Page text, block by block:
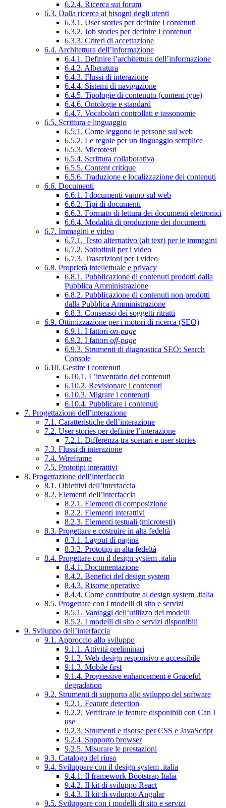
6.2.4. Ricerca sui forum
6.3. Dalla ricerca ai bisogni degli utenti
6.3.1. User stories per definire i contenuti
6.3.2. Job stories per definire i contenuti
6.3.3. Criteri di accettazione
6.4. Architettura dell’informazione
6.4.1. Definire l’architettura dell’informazione
6.4.2. Alberatura
6.4.3. Flussi di interazione
6.4.4. Sistemi di navigazione
6.4.5. Tipologie di contenuto (content type)
6.4.6. Ontologie e standard
6.4.7. Vocabolari controllati e tassonomie
6.5. Scrittura e linguaggio
6.5.1. Come leggono le persone sul web
6.5.2. Le regole per un linguaggio semplice
6.5.3. Microtesti
6.5.4. Scrittura collaborativa
6.5.5. Content critique
6.5.6. Traduzione e localizzazione dei contenuti
6.6. Documenti
6.6.1. I documenti vanno sul web
6.6.2. Tipi di documenti
6.6.3. Formato di lettura dei documenti elettronici
6.6.4. Modalità di produzione dei documenti
6.7. Immagini e video
6.7.1. Testo alternativo (alt text) per le immagini
6.7.2. Sottotitoli per i video
6.7.3. Trascrizioni per i video
6.8. Proprietà intellettuale e privacy
6.8.1. Pubblicazione di contenuti prodotti dalla
Pubblica Amministrazione
6.8.2. Pubblicazione di contenuti non prodotti
dalla Pubblica Amministrazione
6.8.3. Consenso dei soggetti ritratti
6.9. Ottimizzazione per i motori di ricerca (SEO)
6.9.1. I fattori on-page
6.9.2. I fattori off-page
6.9.3. Strumenti di diagnostica SEO: Search
Console
6.10. Gestire i contenuti
6.10.1. L’inventario dei contenuti
6.10.2. Revisionare i contenuti
6.10.3. Migrare i contenuti
6.10.4. Pubblicare i contenuti
7. Progettazione dell’interazione
7.1. Caratteristiche dell’interazione
7.2. User stories per definire l’interazione
7.2.1. Differenza tra scenari e user stories
7.3. Flussi di interazione
7.4. Wireframe
7.5. Prototipi interattivi
8. Progettazione dell’interfaccia
8.1. Obiettivi dell’interfaccia
8.2. Elementi dell’interfaccia
8.2.1. Elementi di composizione
8.2.2. Elementi interattivi
8.2.3. Elementi testuali (microtesti)
8.3. Progettare e costruire in alta fedeltà
8.3.1. Layout di pagina
8.3.2. Prototipi in alta fedeltà
8.4. Progettare con il design system .italia
8.4.1. Documentazione
8.4.2. Benefici del design system
8.4.3. Risorse operative
8.4.4. Come contribuire al design system .italia
8.5. Progettare con i modelli di sito e servizi
8.5.1. Vantaggi dell’utilizzo dei modelli
8.5.2. I modelli di sito e servizi disponibili
9. Sviluppo dell’interfaccia
9.1. Approccio allo sviluppo
9.1.1. Attività preliminari
9.1.2. Web design responsivo e accessibile
9.1.3. Mobile first
9.1.4. Progressive enhancement e Graceful
degradation
9.2. Strumenti di supporto allo sviluppo del software
9.2.1. Feature detection
9.2.2. Verificare le feature disponibili con Can I
use
9.2.3. Strumenti e risorse per CSS e JavaScript
9.2.4. Supporto browser
9.2.5. Misurare le prestazioni
9.3. Catalogo del riuso
9.4. Sviluppare con il design system .italia
9.4.1. Il framework Bootstrap Italia
9.4.2. Il kit di sviluppo React
9.4.3. Il kit di sviluppo Angular
9.5. Sviluppare con i modelli di sito e servizi